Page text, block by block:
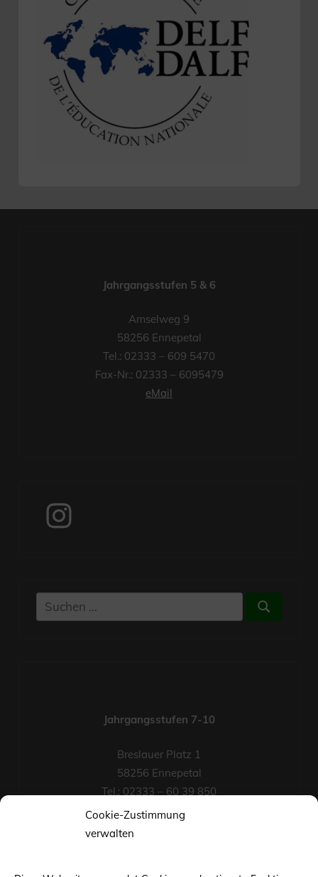
Cookie-Zustimmung
verwalten
Jahrgangsstufen 5 & 6
Amselweg 9
58256 Ennepetal
Tel.: 02333 – 609 5470
Fax-Nr.: 02333 – 6095479
eMail
Instagram
Suchen
nach:
Suchen
Jahrgangsstufen 7-10
Breslauer Platz 1
58256 Ennepetal
Tel.: 02333 – 60 39 850
Fax-Nr.: 02333 – 60 39 852